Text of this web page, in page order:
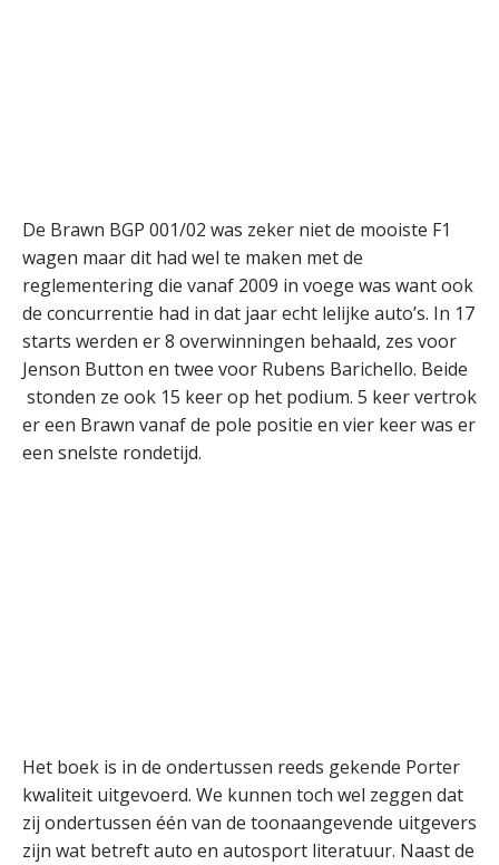
De Brawn BGP 001/02 was zeker niet de mooiste F1
wagen maar dit had wel te maken met de
reglementering die vanaf 2009 in voege was want ook
de concurrentie had in dat jaar echt lelijke auto’s. In 17
starts werden er 8 overwinningen behaald, zes voor
Jenson Button en twee voor Rubens Barichello. Beide
stonden ze ook 15 keer op het podium. 5 keer vertrok
er een Brawn vanaf de pole positie en vier keer was er
een snelste rondetijd.
Het boek is in de ondertussen reeds gekende Porter
kwaliteit uitgevoerd. We kunnen toch wel zeggen dat
zij ondertussen één van de toonaangevende uitgevers
zijn wat betreft auto en autosport literatuur. Naast de